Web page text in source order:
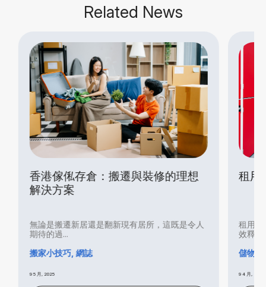
Related News
香港傢俬存倉：搬遷與裝修的理想
解決方案
無論是搬遷新居還是翻新現有居所，這既是令人
期待的過...
搬家小技巧, 網誌
9 5 月, 2025
租用
租用自
效釋放
儲物小
9 4 月, 2025